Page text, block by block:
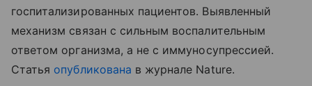
госпитализированных пациентов. Выявленный
механизм связан с сильным воспалительным
ответом организма, а не с иммуносупрессией.
Статья опубликована в журнале Nature.